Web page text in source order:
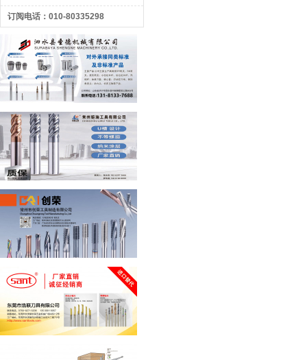
订阅电话：010-80335298